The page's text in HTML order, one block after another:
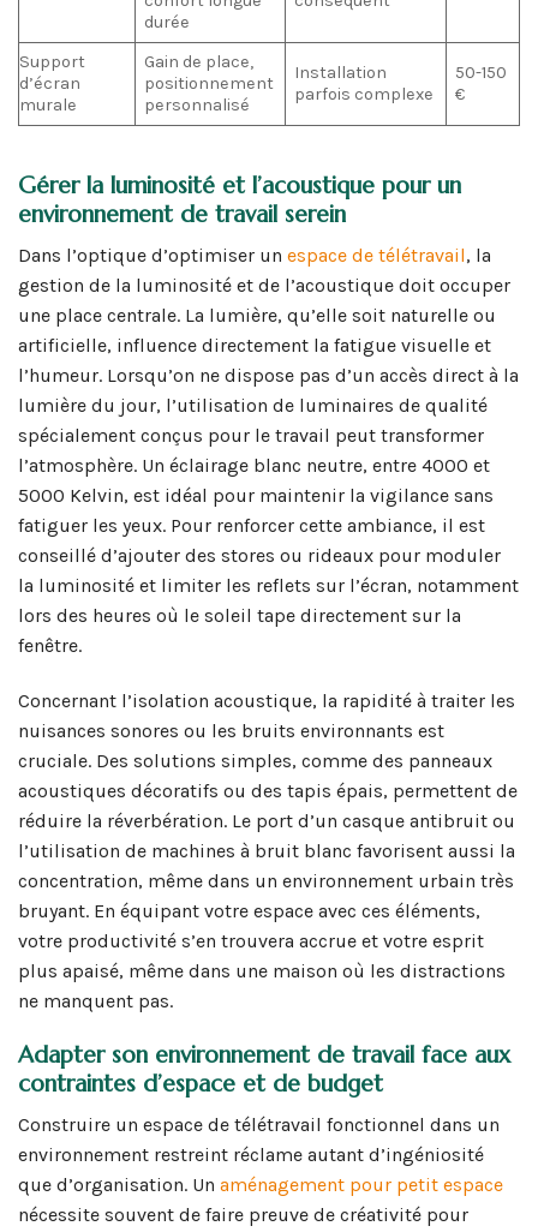
durée
Support
d’écran
murale
Gain de place,
positionnement
personnalisé
Installation
parfois complexe
50-150
€
Gérer la luminosité et l’acoustique pour un
environnement de travail serein
Dans l’optique d’optimiser un espace de télétravail, la
gestion de la luminosité et de l’acoustique doit occuper
une place centrale. La lumière, qu’elle soit naturelle ou
artificielle, influence directement la fatigue visuelle et
l’humeur. Lorsqu’on ne dispose pas d’un accès direct à la
lumière du jour, l’utilisation de luminaires de qualité
spécialement conçus pour le travail peut transformer
l’atmosphère. Un éclairage blanc neutre, entre 4000 et
5000 Kelvin, est idéal pour maintenir la vigilance sans
fatiguer les yeux. Pour renforcer cette ambiance, il est
conseillé d’ajouter des stores ou rideaux pour moduler
la luminosité et limiter les reflets sur l’écran, notamment
lors des heures où le soleil tape directement sur la
fenêtre.
Concernant l’isolation acoustique, la rapidité à traiter les
nuisances sonores ou les bruits environnants est
cruciale. Des solutions simples, comme des panneaux
acoustiques décoratifs ou des tapis épais, permettent de
réduire la réverbération. Le port d’un casque antibruit ou
l’utilisation de machines à bruit blanc favorisent aussi la
concentration, même dans un environnement urbain très
bruyant. En équipant votre espace avec ces éléments,
votre productivité s’en trouvera accrue et votre esprit
plus apaisé, même dans une maison où les distractions
ne manquent pas.
Adapter son environnement de travail face aux
contraintes d’espace et de budget
Construire un espace de télétravail fonctionnel dans un
environnement restreint réclame autant d’ingéniosité
que d’organisation. Un aménagement pour petit espace
nécessite souvent de faire preuve de créativité pour